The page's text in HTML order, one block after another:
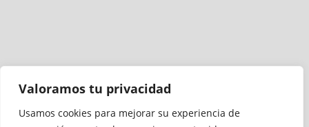
Valoramos tu privacidad
Usamos cookies para mejorar su experiencia de
Medio auditado por